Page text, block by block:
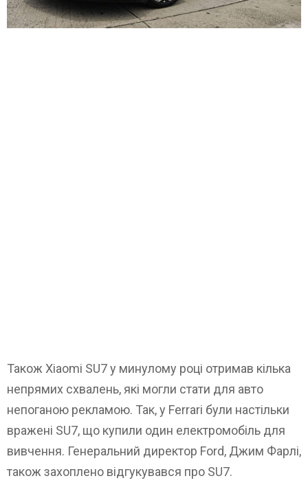
Також Xiaomi SU7 у минулому році отримав кілька
непрямих схвалень, які могли стати для авто
непоганою рекламою. Так, у Ferrari були настільки
вражені SU7, що купили один електромобіль для
вивчення. Генеральний директор Ford, Джим Фарлі,
також захоплено відгукувався про SU7.